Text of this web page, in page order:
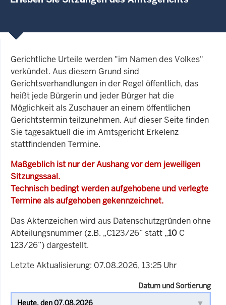
Gerichtliche Urteile werden "im Namen des Volkes"
verkündet. Aus diesem Grund sind
Gerichtsverhandlungen in der Regel öffentlich, das
heißt jede Bürgerin und jeder Bürger hat die
Möglichkeit als Zuschauer an einem öffentlichen
Gerichtstermin teilzunehmen. Auf dieser Seite finden
Sie tagesaktuell die im Amtsgericht Erkelenz
stattfindenden Termine.
Maßgeblich ist nur der Aushang vor dem jeweiligen
Sitzungssaal.
Technisch bedingt werden aufgehobene und verlegte
Termine als aufgehoben gekennzeichnet.
Das Aktenzeichen wird aus Datenschutzgründen ohne
Abteilungsnummer (z.B. „C123/26” statt „10 C
123/26”) dargestellt.
Letzte Aktualisierung: 07.08.2026, 13:25 Uhr
Datum und Sortierung